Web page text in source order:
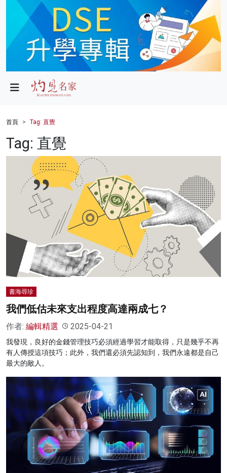
政局
財經
健康
商業
科技
名家榜
灼見活動
首頁 Tag: 直覺
Tag: 直覺
書海尋珍
我們低估未來支出程度高達兩成七？
作者: 編輯精選 2025-04-21
我發現，良好的金錢管理技巧必須經過學習才能取得，只是幾乎不再
有人傳授這項技巧；此外，我們還必須先認知到，我們永遠都是自己
最大的敵人。